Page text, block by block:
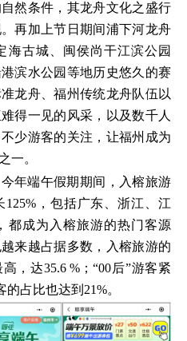
然条件，其龙舟文化之盛行
再加上节日期间浦下河龙舟
海古城、闽侯尚干江滨公园
滨水公园等地历史悠久的赛
龙舟、福州传统龙舟队伍以
得一见的风采，以及数千人
少游客的关注，让福州成为
一。
年端午假期期间，入榕旅游
，包括广东、浙江、江
都成为入榕旅游的热门客源
来越占据多数，入榕旅游的
，达35.6 %；“00后”游客紧
的占比也达到21%。